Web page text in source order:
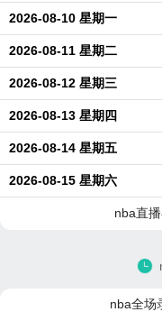
2026-08-10 星期一
2026-08-11 星期二
2026-08-12 星期三
2026-08-13 星期四
2026-08-14 星期五
2026-08-15 星期六
nba直
nba全场